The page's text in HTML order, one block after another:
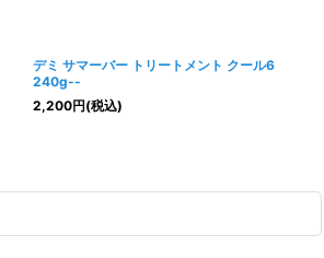
デミ サマーバー トリートメント クール6
240g--
2,200円(税込)